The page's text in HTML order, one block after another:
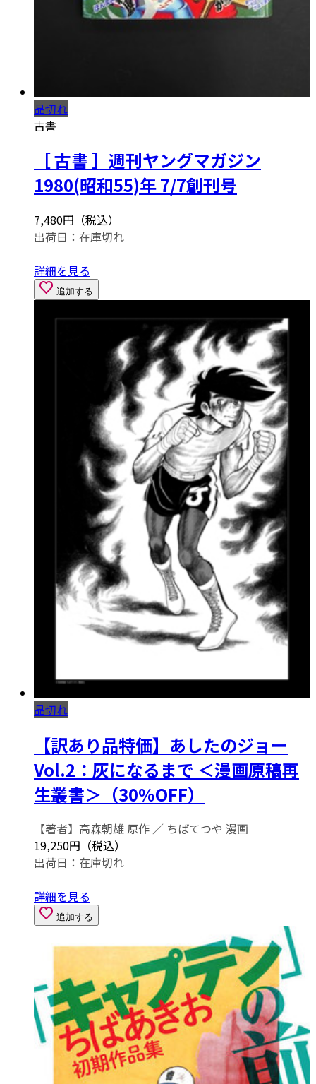
品切れ
古書
［ 古書 ］週刊ヤングマガジン
1980(昭和55)年 7/7創刊号
7,480円（税込）
出荷日： 在庫切れ
詳細を見る
追加する
品切れ
【訳あり品特価】あしたのジョー
Vol.2：灰になるまで ＜漫画原稿再
生叢書＞（30％OFF）
【著者】高森朝雄 原作 ／ ちばてつや 漫画
19,250円（税込）
出荷日： 在庫切れ
詳細を見る
追加する